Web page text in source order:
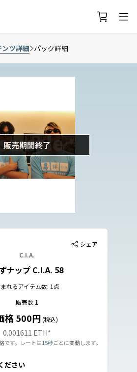
ンツ詳細 パック詳細
販売期間終了
シェア
C.I.A.
ナップ C.I.A. 58
れるアイテム数: 1点
販売数 1
格 500円(税込)
0.001611 ETH*
です。レートは15秒ごとに変動します。
ださい